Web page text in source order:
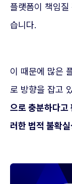
플랫폼이 책임
습니다.
이 때문에 많은
로 방향을 잡고
으로 충분하다고
러한 법적 불확